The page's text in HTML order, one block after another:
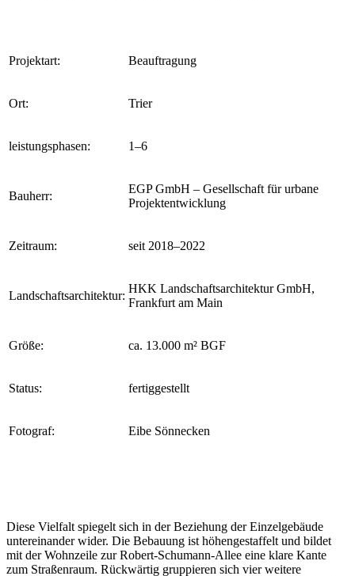
Projektart: Beauftragung
Ort: Trier
leistungsphasen: 1–6
Bauherr:
EGP GmbH – Gesellschaft für urbane
Projektentwicklung
Zeitraum: seit 2018–2022
Landschaftsarchitektur:
HKK Landschaftsarchitektur GmbH,
Frankfurt am Main
Größe: ca. 13.000 m² BGF
Status: fertiggestellt
Fotograf: Eibe Sönnecken
Diese Vielfalt spiegelt sich in der Beziehung der Einzelgebäude
untereinander wider. Die Bebauung ist höhengestaffelt und bildet
mit der Wohnzeile zur Robert-Schumann-Allee eine klare Kante
zum Straßenraum. Rückwärtig gruppieren sich vier weitere